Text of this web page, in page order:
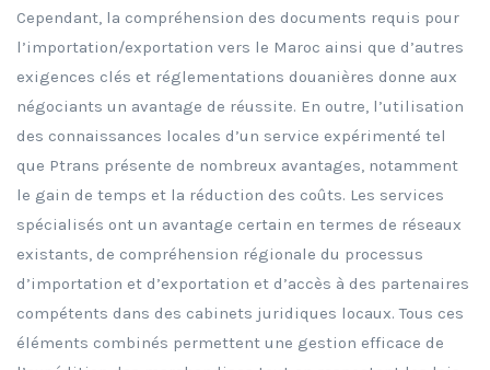
Cependant, la compréhension des documents requis pour
l’importation/exportation vers le Maroc ainsi que d’autres
exigences clés et réglementations douanières donne aux
négociants un avantage de réussite. En outre, l’utilisation
des connaissances locales d’un service expérimenté tel
que Ptrans présente de nombreux avantages, notamment
le gain de temps et la réduction des coûts. Les services
spécialisés ont un avantage certain en termes de réseaux
existants, de compréhension régionale du processus
d’importation et d’exportation et d’accès à des partenaires
compétents dans des cabinets juridiques locaux. Tous ces
éléments combinés permettent une gestion efficace de